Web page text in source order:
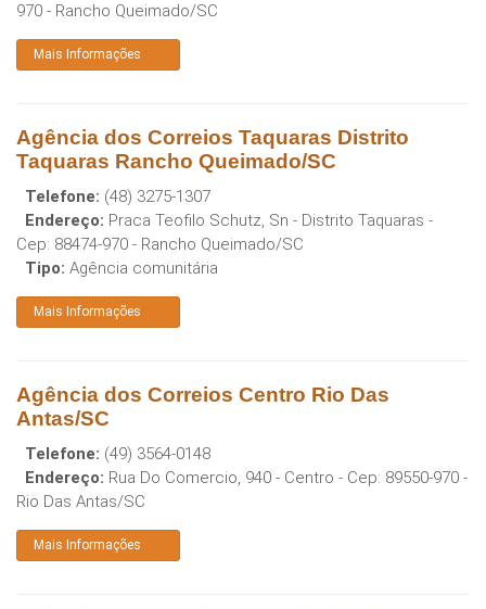
970 - Rancho Queimado/SC
Mais Informações
Agência dos Correios Taquaras Distrito
Taquaras Rancho Queimado/SC
Telefone: (48) 3275-1307
Endereço: Praca Teofilo Schutz, Sn - Distrito Taquaras -
Cep: 88474-970 - Rancho Queimado/SC
Tipo: Agência comunitária
Mais Informações
Agência dos Correios Centro Rio Das
Antas/SC
Telefone: (49) 3564-0148
Endereço: Rua Do Comercio, 940 - Centro - Cep: 89550-970 -
Rio Das Antas/SC
Mais Informações